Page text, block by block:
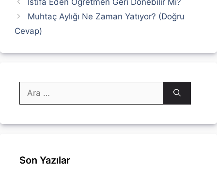
Muhtaç Aylığı Ne Zaman Yatıyor? (Doğru
Cevap)
ara
Son Yazılar